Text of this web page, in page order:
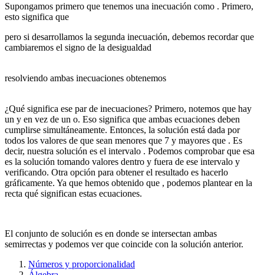
Supongamos primero que tenemos una inecuación como . Primero,
esto significa que
pero si desarrollamos la segunda inecuación, debemos recordar que
cambiaremos el signo de la desigualdad
resolviendo ambas inecuaciones obtenemos
¿Qué significa ese par de inecuaciones? Primero, notemos que hay
un y en vez de un o. Eso significa que ambas ecuaciones deben
cumplirse simultáneamente. Entonces, la solución está dada por
todos los valores de que sean menores que 7 y mayores que . Es
decir, nuestra solución es el intervalo . Podemos comprobar que esa
es la solución tomando valores dentro y fuera de ese intervalo y
verificando. Otra opción para obtener el resultado es hacerlo
gráficamente. Ya que hemos obtenido que , podemos plantear en la
recta qué significan estas ecuaciones.
El conjunto de solución es en donde se intersectan ambas
semirrectas y podemos ver que coincide con la solución anterior.
Números y proporcionalidad